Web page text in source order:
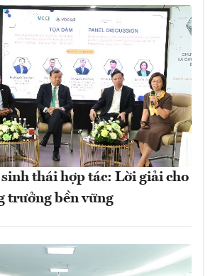
thái hợp tác: Lời giải cho
trưởng bền vững